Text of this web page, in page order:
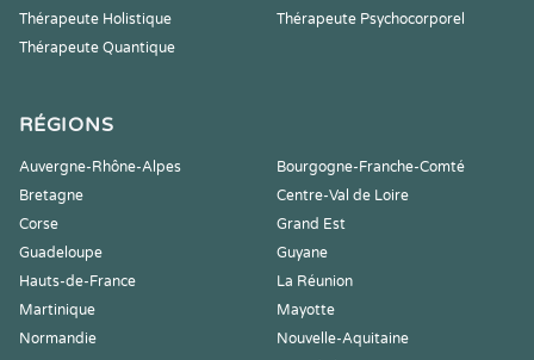
Thérapeute Holistique
Thérapeute Psychocorporel
Thérapeute Quantique
RÉGIONS
Auvergne-Rhône-Alpes
Bourgogne-Franche-Comté
Bretagne
Centre-Val de Loire
Corse
Grand Est
Guadeloupe
Guyane
Hauts-de-France
La Réunion
Martinique
Mayotte
Normandie
Nouvelle-Aquitaine